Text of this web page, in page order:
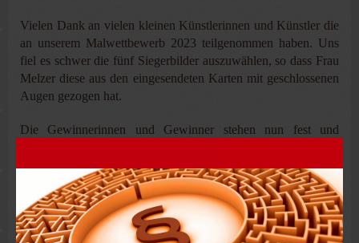
Vielen Dank an vielen kleinen Künstlerinnen und Künstler die
an unserem Malwettbewerb 2023 teilgenommen haben. Uns
fiel es schwer die fünf Siegerbilder auszuwählen, so dass Frau
Melzer diese aus den eingesendeten Karten mit geschlossenen
Augen gezogen hat.
Die Gewinnerinnen und Gewinner stehen nun fest und
Gewinner und vielen Dank an alle Kinder die teilgenommen
haben. Ihr habt einen Betrag dazu geleistet, dass jedes Bild uns
ein Lächeln ins Gesicht gezaubert hat.